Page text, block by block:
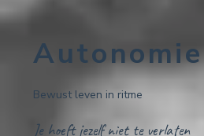
Bewust leven in ritme
Autonomie
Je hoeft jezelf niet te verlaten